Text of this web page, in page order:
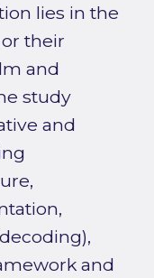
lies in the
their
and
study
and
and